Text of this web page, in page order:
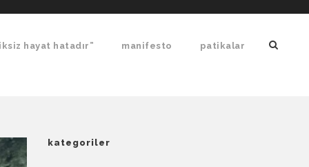
hayat hatadır” manifesto patikalar
kategoriler